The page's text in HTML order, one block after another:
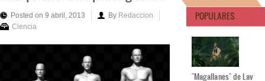
Posted on 9 abril, 2013 By Redaccion
Ciencia
POPULARES
"Magallanes" de Lav